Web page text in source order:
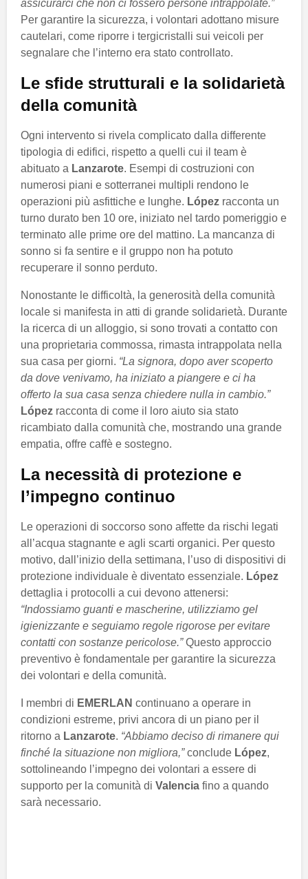
assicurarci che non ci fossero persone intrappolate.”
Per garantire la sicurezza, i volontari adottano misure
cautelari, come riporre i tergicristalli sui veicoli per
segnalare che l’interno era stato controllato.
Le sfide strutturali e la solidarietà
della comunità
Ogni intervento si rivela complicato dalla differente
tipologia di edifici, rispetto a quelli cui il team è
abituato a Lanzarote. Esempi di costruzioni con
numerosi piani e sotterranei multipli rendono le
operazioni più asfittiche e lunghe. López racconta un
turno durato ben 10 ore, iniziato nel tardo pomeriggio e
terminato alle prime ore del mattino. La mancanza di
sonno si fa sentire e il gruppo non ha potuto
recuperare il sonno perduto.
Nonostante le difficoltà, la generosità della comunità
locale si manifesta in atti di grande solidarietà. Durante
la ricerca di un alloggio, si sono trovati a contatto con
una proprietaria commossa, rimasta intrappolata nella
sua casa per giorni. “La signora, dopo aver scoperto
da dove venivamo, ha iniziato a piangere e ci ha
offerto la sua casa senza chiedere nulla in cambio.”
López racconta di come il loro aiuto sia stato
ricambiato dalla comunità che, mostrando una grande
empatia, offre caffè e sostegno.
La necessità di protezione e
l’impegno continuo
Le operazioni di soccorso sono affette da rischi legati
all’acqua stagnante e agli scarti organici. Per questo
motivo, dall’inizio della settimana, l’uso di dispositivi di
protezione individuale è diventato essenziale. López
dettaglia i protocolli a cui devono attenersi:
“Indossiamo guanti e mascherine, utilizziamo gel
igienizzante e seguiamo regole rigorose per evitare
contatti con sostanze pericolose.”Questo approccio
preventivo è fondamentale per garantire la sicurezza
dei volontari e della comunità.
I membri di EMERLAN continuano a operare in
condizioni estreme, privi ancora di un piano per il
ritorno a Lanzarote. “Abbiamo deciso di rimanere qui
finché la situazione non migliora,”conclude López,
sottolineando l’impegno dei volontari a essere di
supporto per la comunità di Valencia fino a quando
sarà necessario.